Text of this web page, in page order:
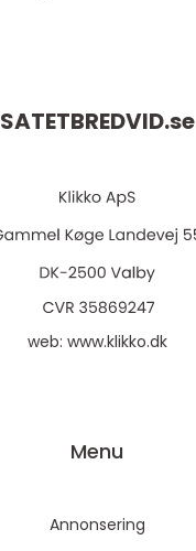
SATETBREDVID.se
web: www.klikko.dk
Menu
Annonsering